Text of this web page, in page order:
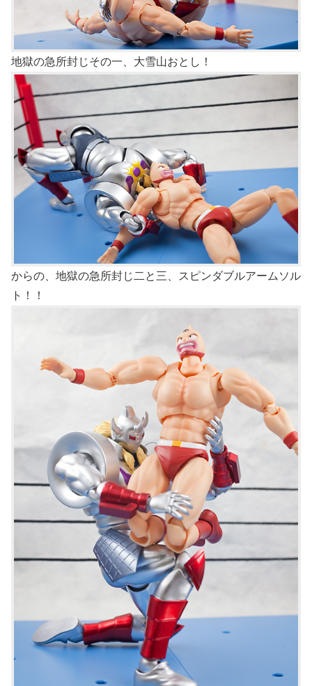
地獄の急所封じその一、大雪山おとし！
からの、地獄の急所封じ二と三、スピンダブルアームソル
ト！！